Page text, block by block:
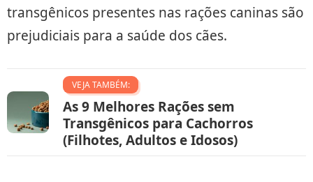
transgênicos presentes nas rações caninas são
prejudiciais para a saúde dos cães.
VEJA TAMBÉM:
As 9 Melhores Rações sem
Transgênicos para Cachorros
(Filhotes, Adultos e Idosos)